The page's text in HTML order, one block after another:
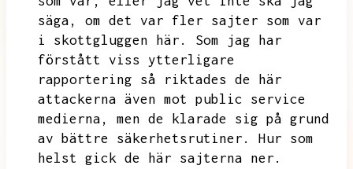
säga,
om det var fler sajter som var
i skottgluggen här.
Som jag har
förstått viss ytterligare
rapportering så riktades de här
attackerna även mot public service
medierna,
men de klarade sig på grund
av bättre säkerhetsrutiner.
Hur som
helst gick de här sajterna ner.